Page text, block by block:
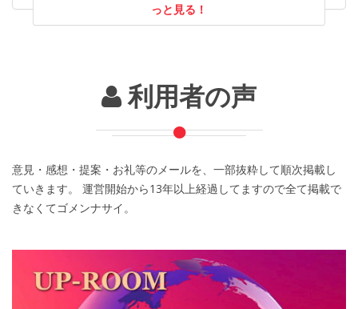
っと見る！
利用者の声
意見・感想・提案・お礼等のメールを、一部抜粋して順次掲載し
ていきます。 運営開始から13年以上経過してますので全て掲載で
きなくてゴメンナサイ。